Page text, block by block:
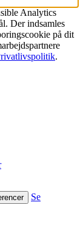
Analytics
Der indsamles
på dit
.
Se